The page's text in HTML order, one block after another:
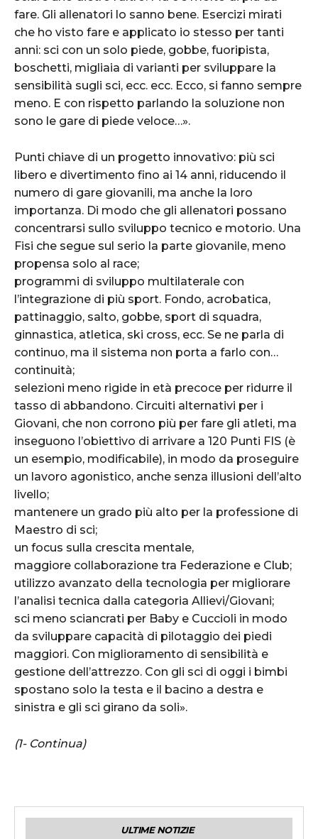
fare. Gli allenatori lo sanno bene. Esercizi mirati
che ho visto fare e applicato io stesso per tanti
anni: sci con un solo piede, gobbe, fuoripista,
boschetti, migliaia di varianti per sviluppare la
sensibilità sugli sci, ecc. ecc. Ecco, si fanno sempre
meno. E con rispetto parlando la soluzione non
sono le gare di piede veloce…».
Punti chiave di un progetto innovativo: più sci
libero e divertimento fino ai 14 anni, riducendo il
numero di gare giovanili, ma anche la loro
importanza. Di modo che gli allenatori possano
concentrarsi sullo sviluppo tecnico e motorio. Una
Fisi che segue sul serio la parte giovanile, meno
propensa solo al race;
programmi di sviluppo multilaterale con
l’integrazione di più sport. Fondo, acrobatica,
pattinaggio, salto, gobbe, sport di squadra,
ginnastica, atletica, ski cross, ecc. Se ne parla di
continuo, ma il sistema non porta a farlo con…
continuità;
selezioni meno rigide in età precoce per ridurre il
tasso di abbandono. Circuiti alternativi per i
Giovani, che non corrono più per fare gli atleti, ma
inseguono l’obiettivo di arrivare a 120 Punti FIS (è
un esempio, modificabile), in modo da proseguire
un lavoro agonistico, anche senza illusioni dell’alto
livello;
mantenere un grado più alto per la professione di
Maestro di sci;
un focus sulla crescita mentale,
maggiore collaborazione tra Federazione e Club;
utilizzo avanzato della tecnologia per migliorare
l’analisi tecnica dalla categoria Allievi/Giovani;
sci meno sciancrati per Baby e Cuccioli in modo
da sviluppare capacità di pilotaggio dei piedi
maggiori. Con miglioramento di sensibilità e
gestione dell’attrezzo. Con gli sci di oggi i bimbi
spostano solo la testa e il bacino a destra e
sinistra e gli sci girano da soli».
(1- Continua)
ULTIME NOTIZIE